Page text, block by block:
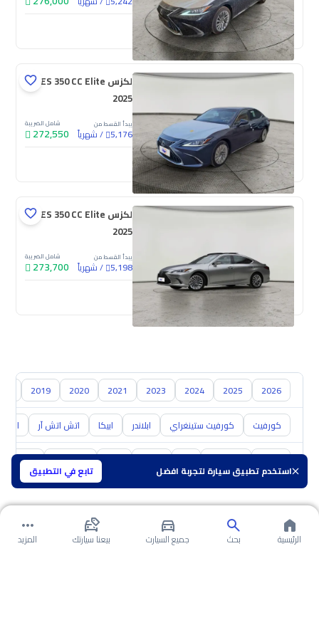
استخدم تطبيق سيارة لتجربة افضل تابع في التطبيق
جديدة
لكزس ES 350 CC Elite
2025
يبدأ القسط من
5,176
/شهرياً
شامل الضريبة
272,550
جديدة
لكزس ES 350 CC Elite
2025
يبدأ القسط من
5,198
/شهرياً
شامل الضريبة
273,700
جديدة
2026
2025
2024
2023
2021
2020
2019
كورفيت كورفيت ستينغراي ابلاندر ابيكا اتش اتش آر اس 10
سوزوكي هافال
الرئيسية بحث جميع السيارت بيعنا سيارتك المزيد